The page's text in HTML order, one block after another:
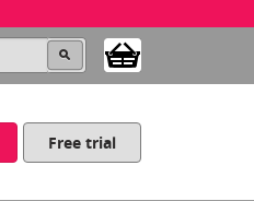
Free trial